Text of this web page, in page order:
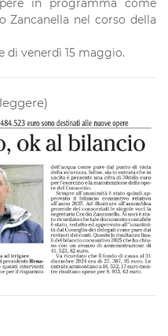
in programma come
Zancanella nel corso della
di venerdì 15 maggio.